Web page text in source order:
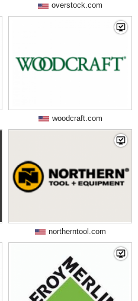
overstock.com
woodcraft.com
northerntool.com